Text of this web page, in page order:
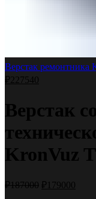
Верстак ремонтника
₽ 227540
Верстак
KronVuz
₽187000 ₽ 179000